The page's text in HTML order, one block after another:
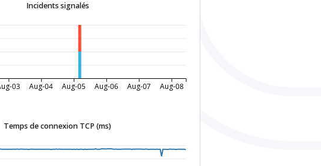
Incidents signalés
03 Aug-04 Aug-05 Aug-06 Aug-07 Aug-08
Temps de connexion TCP (ms)